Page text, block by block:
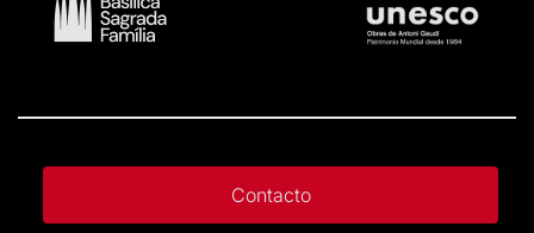
Contacto